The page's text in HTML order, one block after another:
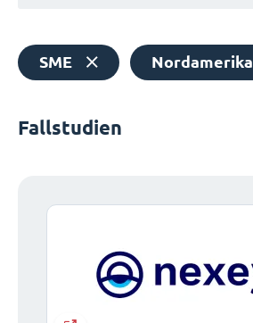
SME Nordamerika
Fallstudien